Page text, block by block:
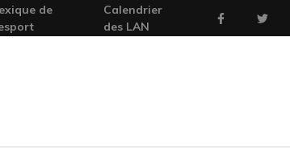
de
Calendrier
des LAN
FacebookTwitter